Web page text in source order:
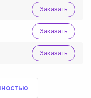
Заказать
Заказать
Заказать